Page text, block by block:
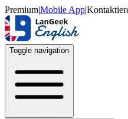
Premium|Mobile App|
Toggle navigation